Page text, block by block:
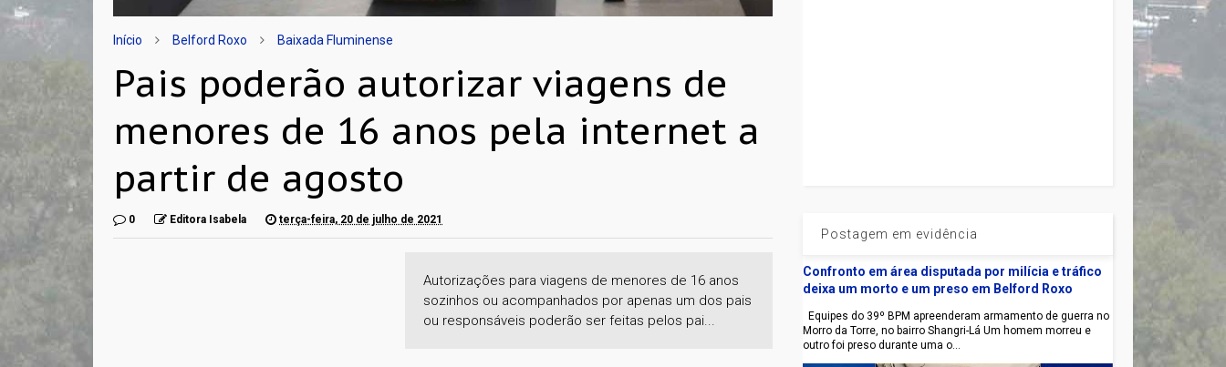
Início Belford Roxo Baixada Fluminense
Pais poderão autorizar viagens de
menores de 16 anos pela internet a
partir de agosto
0 Editora Isabela terça-feira, 20 de julho de 2021
Autorizações para viagens de menores de 16 anos
sozinhos ou acompanhados por apenas um dos pais
ou responsáveis poderão ser feitas pelos pai...
Postagem em evidência
Confronto em área disputada por milícia e tráfico
deixa um morto e um preso em Belford Roxo
Equipes do 39º BPM apreenderam armamento de guerra no
Morro da Torre, no bairro Shangri-Lá Um homem morreu e
outro foi preso durante uma o...